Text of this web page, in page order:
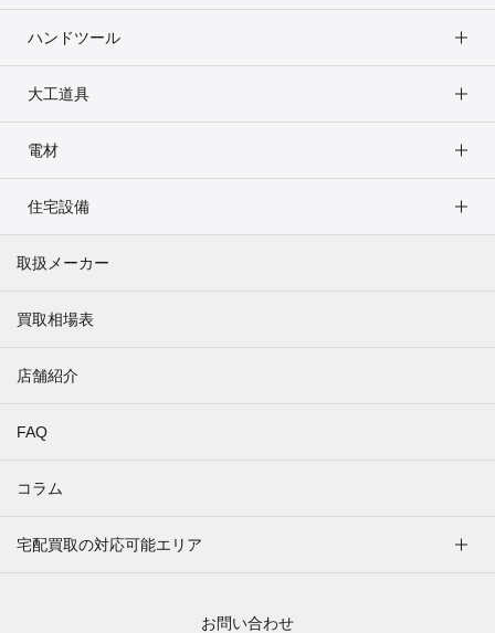
ハンドツール
大工道具
電材
住宅設備
取扱メーカー
買取相場表
店舗紹介
FAQ
コラム
宅配買取の対応可能エリア
お問い合わせ